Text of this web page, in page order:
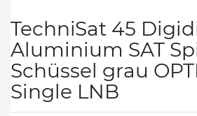
TechniSat 45
Aluminium SAT
Schüssel grau
Single LNB